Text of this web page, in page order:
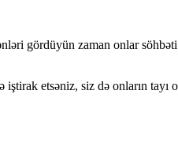
gördüyün zaman onlar
etsəniz, siz də onların tayı